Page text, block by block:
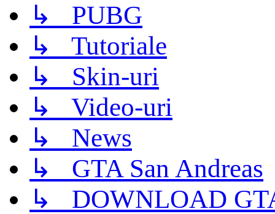
↳ PUBG
↳ Tutoriale
↳ Skin-uri
↳ Video-uri
↳ News
↳ GTA San Andreas
↳ DOWNLOAD